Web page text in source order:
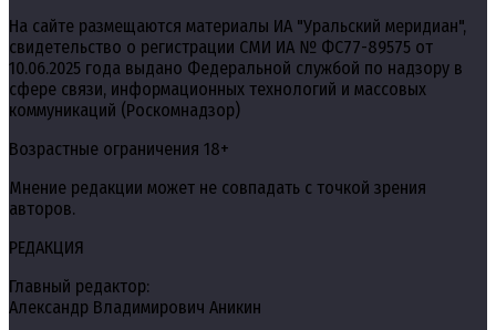
На сайте размещаются материалы ИА "Уральский меридиан",
свидетельство о регистрации СМИ ИА № ФС77-89575 от
10.06.2025 года выдано Федеральной службой по надзору в
сфере связи, информационных технологий и массовых
коммуникаций (Роскомнадзор)
Возрастные ограничения 18+
Мнение редакции может не совпадать с точкой зрения
авторов.
РЕДАКЦИЯ
Главный редактор:
Александр Владимирович Аникин